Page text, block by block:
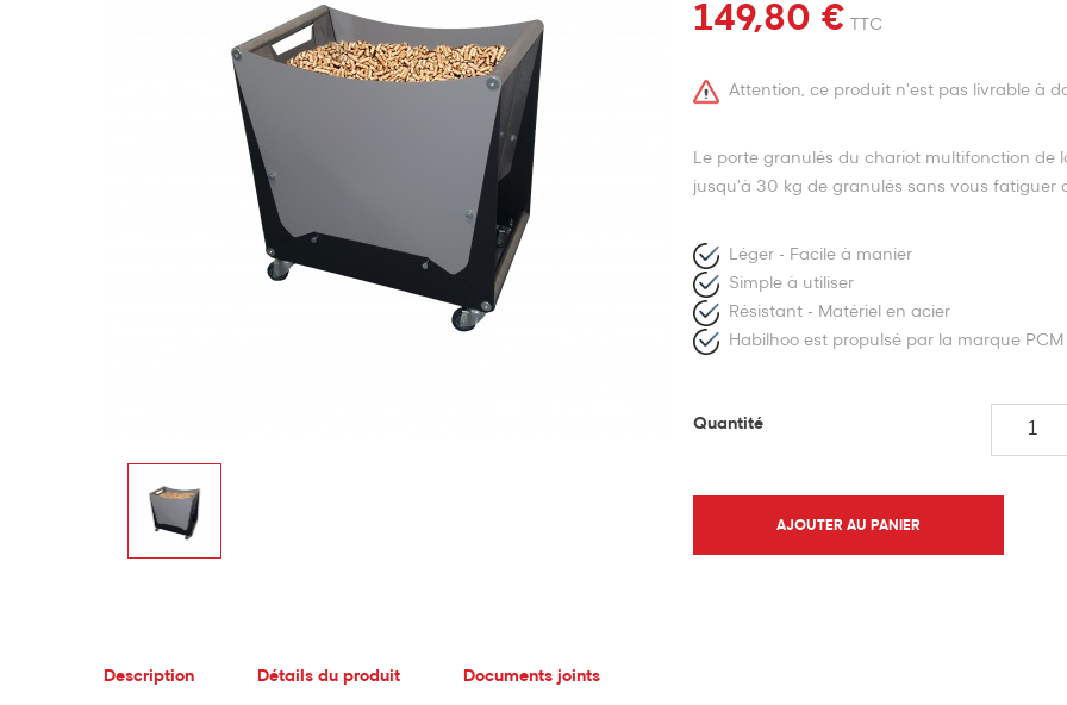
149,80 € TTC
Attention, ce produit n'est pas livrable à
Le porte granulés du chariot multifonction de
jusqu'à 30 kg de granulés sans vous fatiguer
Léger - Facile à manier
Simple à utiliser
Résistant - Matériel en acier
Habilhoo est propulsé par la marque PCM
Quantité
AJOUTER AU PANIER
Description Détails du produit Documents joints